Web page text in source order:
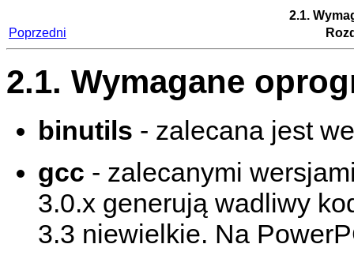
2.1.
Poprzedni
2.1. Wymagane
binutils - zalecana jest
gcc - zalecanymi
3.0.x generują wadliwy
3.3 niewielkie. Na